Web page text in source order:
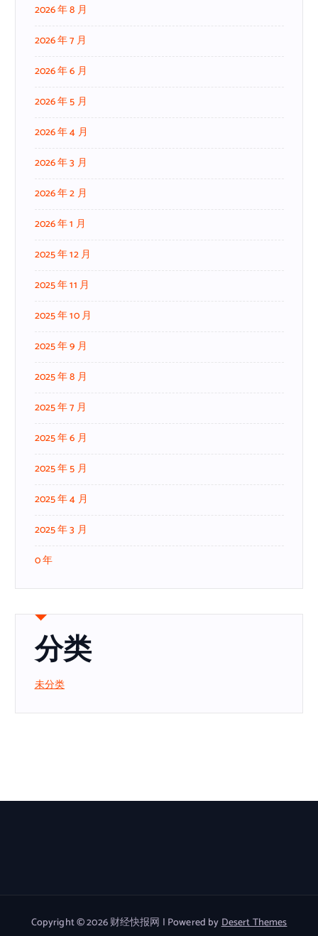
2026 年 8 月
2026 年 7 月
2026 年 6 月
2026 年 5 月
2026 年 4 月
2026 年 3 月
2026 年 2 月
2026 年 1 月
2025 年 12 月
2025 年 11 月
2025 年 10 月
2025 年 9 月
2025 年 8 月
2025 年 7 月
2025 年 6 月
2025 年 5 月
2025 年 4 月
2025 年 3 月
0 年
分类
未分类
Copyright © 2026 财经快报网 | Powered byDesert Themes